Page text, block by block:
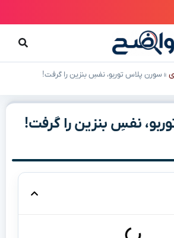
»سورن پلاس توربو، نفسِ بنزین را گرفت!
نفسِ بنزین را گرفت!